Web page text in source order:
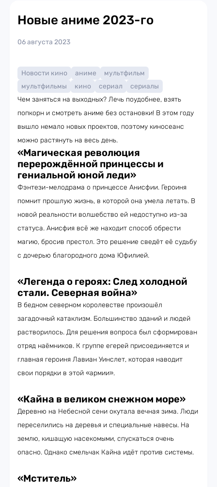
Новые аниме 2023-го
06 августа 2023
Новости кино аниме
мультфильм
мультфильмы
кино сериал
сериалы
Чем заняться на выходных? Лечь поудобнее, взять
попкорн и смотреть аниме без остановки! В этом году
вышло немало новых проектов, поэтому киносеанс
можно растянуть на весь день.
«Магическая революция
перерождённой принцессы и
гениальной юной леди»
Фэнтези-мелодрама о принцессе Анисфии. Героиня
помнит прошлую жизнь, в которой она умела летать. В
новой реальности волшебство ей недоступно из-за
статуса. Анисфия всё же находит способ обрести
магию, бросив престол. Это решение сведёт её судьбу
с дочерью благородного дома Юфилией.
«Легенда о героях: След холодной
стали. Северная война»
В бедном северном королевстве произошёл
загадочный катаклизм. Большинство зданий и людей
растворилось. Для решения вопроса был сформирован
отряд наёмников. К группе егерей присоединяется и
главная героиня Лавиан Уинслет, которая наводит
свои порядки в этой «армии».
«Кайна в великом снежном море»
Деревню на Небесной сени окутала вечная зима. Люди
переселились на деревья и специальные навесы. На
землю, кишащую насекомыми, спускаться очень
опасно. Однако смельчак Кайна идёт против системы.
«Мститель»